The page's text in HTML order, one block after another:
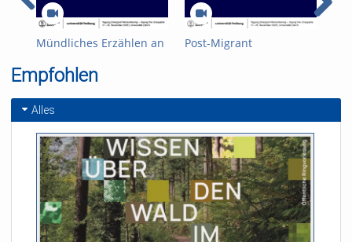
Mündliches Erzählen an
Sagen und Nicht-Sagen
Post-Migrant
Membering
Empfohlen
Alles